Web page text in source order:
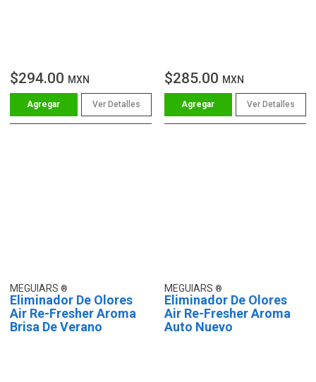
$294.00 MXN
Ver Detalles
$285.00 MXN
Ver Detalles
MEGUIARS
Eliminador De Olores
Air Re-Fresher Aroma
Brisa De Verano
MEGUIARS
Eliminador De Olores
Air Re-Fresher Aroma
Auto Nuevo